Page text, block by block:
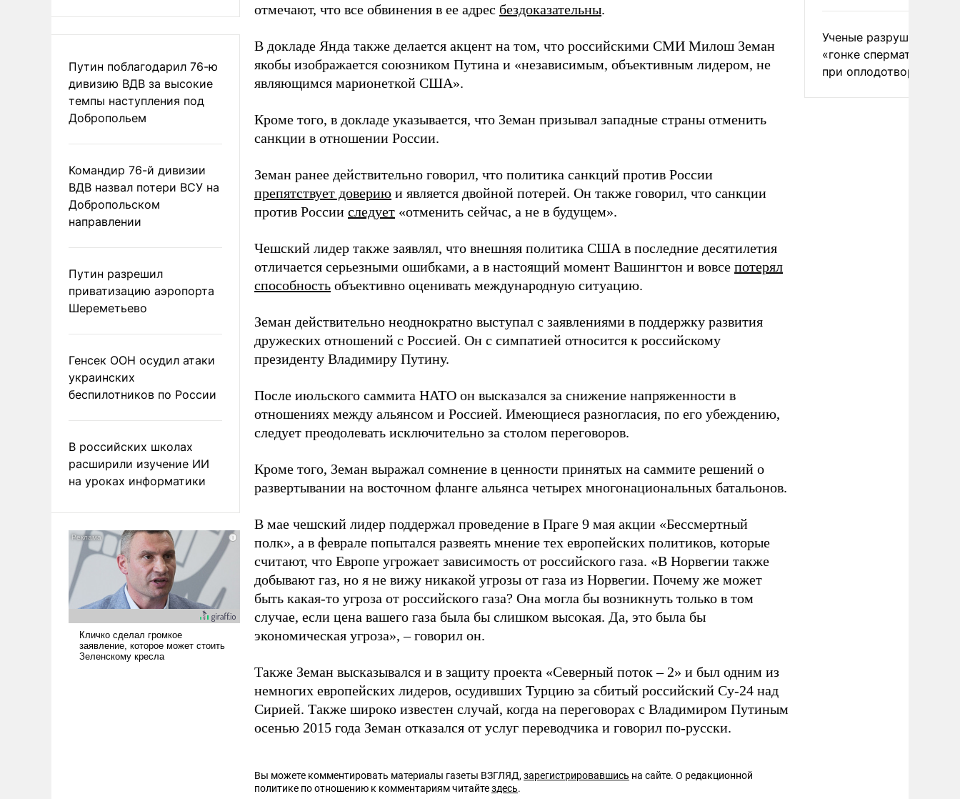
Путин поблагодарил 76-ю
дивизию ВДВ за высокие
темпы наступления под
Добропольем
Командир 76-й дивизии
ВДВ назвал потери ВСУ на
Добропольском
направлении
Путин разрешил
приватизацию аэропорта
Шереметьево
Генсек ООН осудил атаки
украинских
беспилотников по России
В российских школах
расширили изучение ИИ
на уроках информатики
отмечают, что все обвинения в ее адрес бездоказательны.
В докладе Янда также делается акцент на том, что российскими СМИ Милош Земан
якобы изображается союзником Путина и «независимым, объективным лидером, не
являющимся марионеткой США».
Кроме того, в докладе указывается, что Земан призывал западные страны отменить
санкции в отношении России.
Земан ранее действительно говорил, что политика санкций против России
препятствует доверию и является двойной потерей. Он также говорил, что санкции
против России следует «отменить сейчас, а не в будущем».
Чешский лидер также заявлял, что внешняя политика США в последние десятилетия
отличается серьезными ошибками, а в настоящий момент Вашингтон и вовсе потерял
способность объективно оценивать международную ситуацию.
Земан действительно неоднократно выступал с заявлениями в поддержку развития
дружеских отношений с Россией. Он с симпатией относится к российскому
президенту Владимиру Путину.
После июльского саммита НАТО он высказался за снижение напряженности в
отношениях между альянсом и Россией. Имеющиеся разногласия, по его убеждению,
следует преодолевать исключительно за столом переговоров.
Кроме того, Земан выражал сомнение в ценности принятых на саммите решений о
развертывании на восточном фланге альянса четырех многонациональных батальонов.
В мае чешский лидер поддержал проведение в Праге 9 мая акции «Бессмертный
полк», а в феврале попытался развеять мнение тех европейских политиков, которые
считают, что Европе угрожает зависимость от российского газа. «В Норвегии также
добывают газ, но я не вижу никакой угрозы от газа из Норвегии. Почему же может
быть какая-то угроза от российского газа? Она могла бы возникнуть только в том
случае, если цена вашего газа была бы слишком высокая. Да, это была бы
экономическая угроза», – говорил он.
Также Земан высказывался и в защиту проекта «Северный поток – 2» и был одним из
немногих европейских лидеров, осудивших Турцию за сбитый российский Су-24 над
Сирией. Также широко известен случай, когда на переговорах с Владимиром Путиным
осенью 2015 года Земан отказался от услуг переводчика и говорил по-русски.
Вы можете комментировать материалы газеты ВЗГЛЯД, зарегистрировавшись на сайте. О редакционной
политике по отношению к комментариям читайтездесь.
Ученые разрушили миф
«гонке
при оплодотворении